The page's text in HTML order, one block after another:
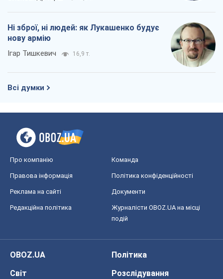
Ні зброї, ні людей: як Лукашенко будує
нову армію
Ігар Тишкевич 16,9 т.
Всі думки
Про компанію Команда
Правова інформація Політика конфіденційності
Реклама на сайті Документи
Редакційна політика
Журналісти OBOZ.UA на місці
подій
OBOZ.UA
Політика
Світ
Розслідування